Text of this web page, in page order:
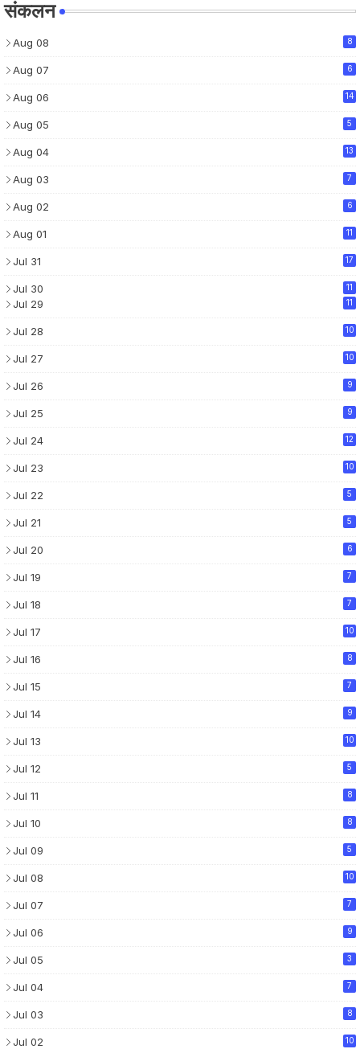
संकलन
Aug 08 8
Aug 07 6
Aug 06 14
Aug 05 5
Aug 04 13
Aug 03 7
Aug 02 6
Aug 01 11
Jul 31 17
Jul 30 11
Jul 29 11
Jul 28 10
Jul 27 10
Jul 26 9
Jul 25 9
Jul 24 12
Jul 23 10
Jul 22 5
Jul 21 5
Jul 20 6
Jul 19 7
Jul 18 7
Jul 17 10
Jul 16 8
Jul 15 7
Jul 14 9
Jul 13 10
Jul 12 5
Jul 11 8
Jul 10 8
Jul 09 5
Jul 08 10
Jul 07 7
Jul 06 9
Jul 05 3
Jul 04 7
Jul 03 8
Jul 02 10